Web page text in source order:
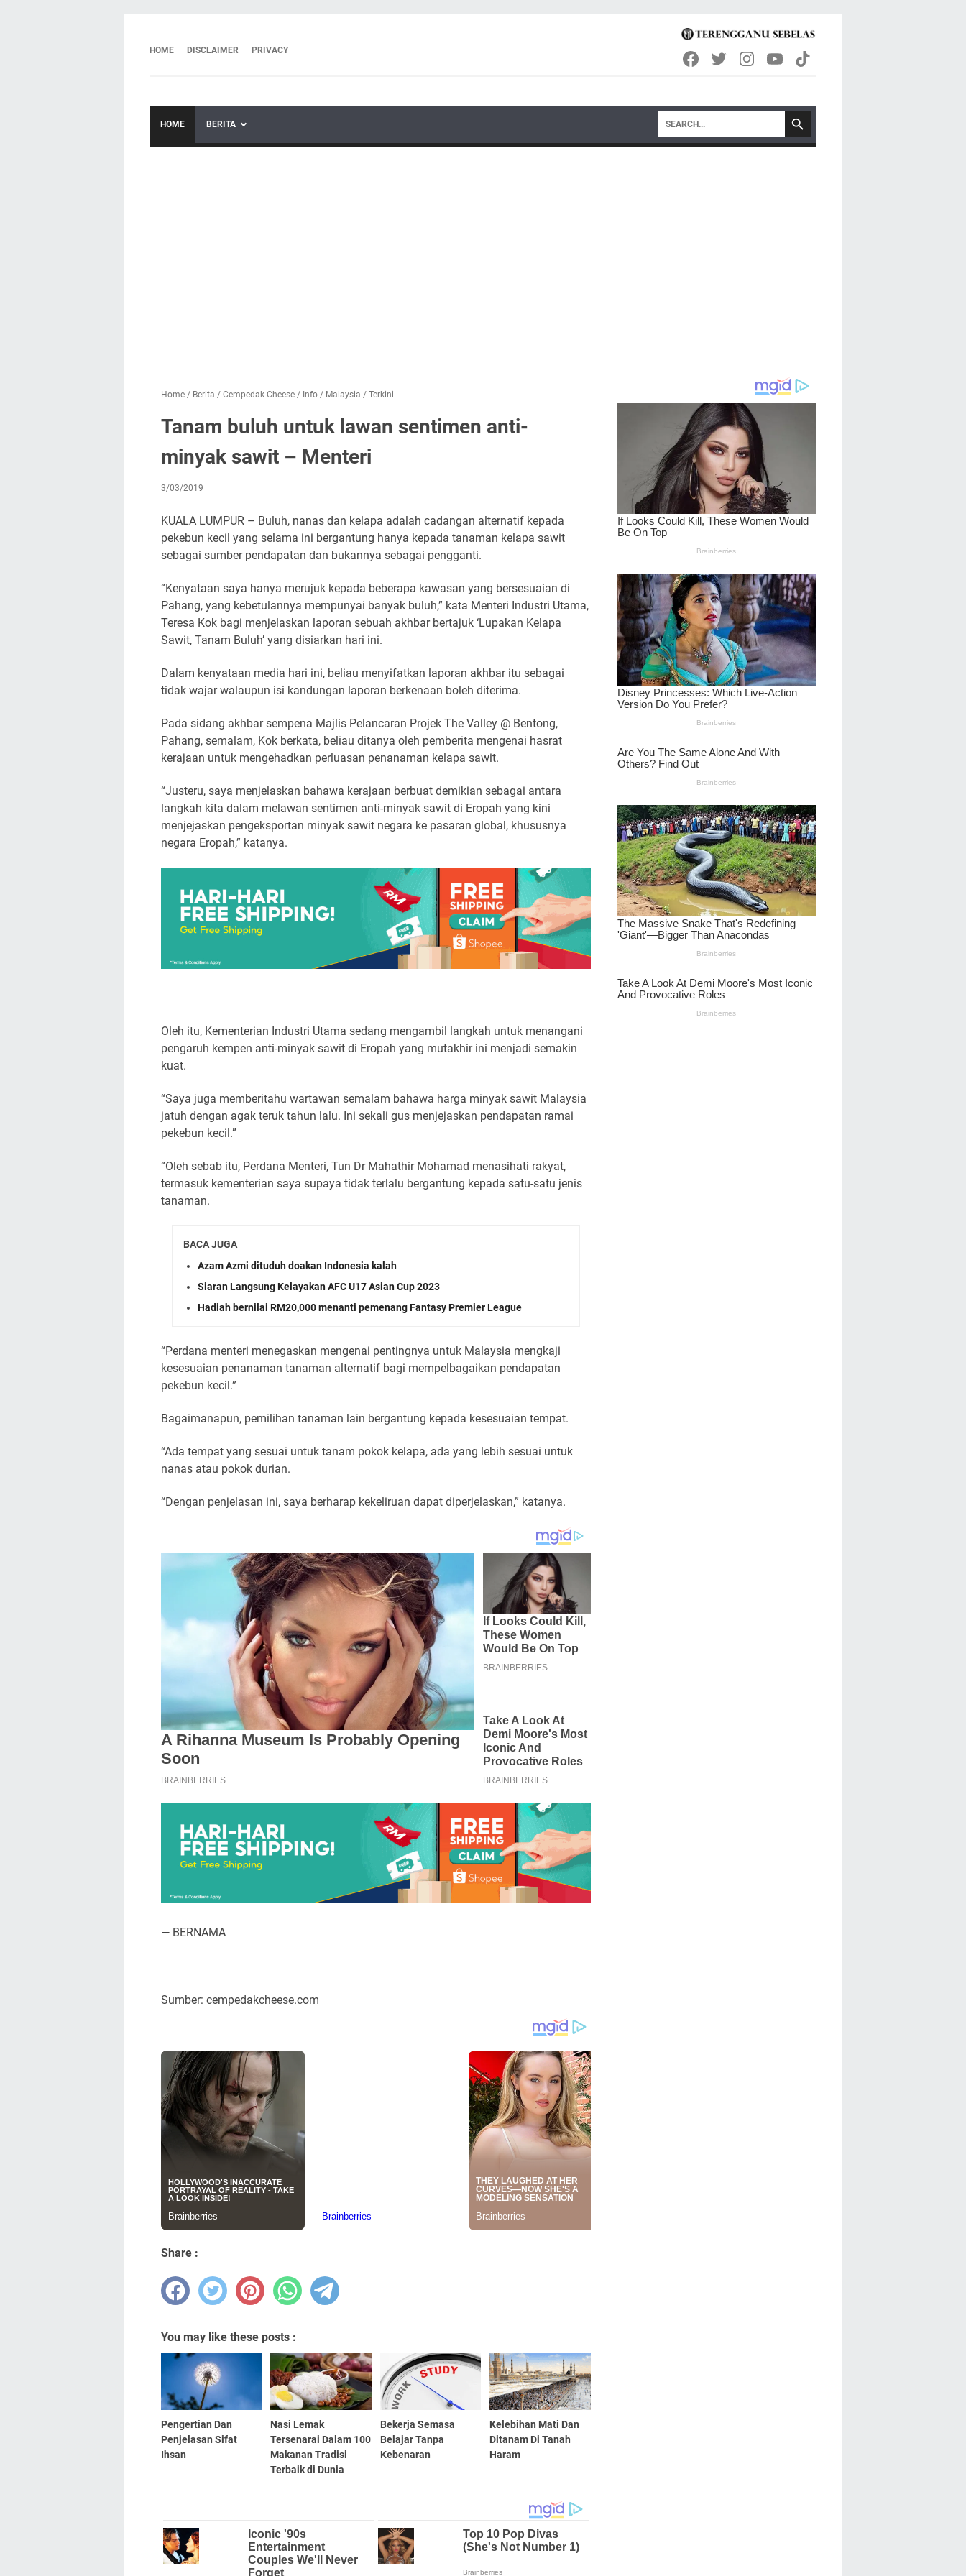
HOME DISCLAIMER PRIVACY
HOME BERITA
Home / Berita / Cempedak Cheese / Info / Malaysia / Terkini
Tanam buluh untuk lawan sentimen anti-
minyak sawit – Menteri
3/03/2019
KUALA LUMPUR – Buluh, nanas dan kelapa adalah cadangan alternatif kepada
pekebun kecil yang selama ini bergantung hanya kepada tanaman kelapa sawit
sebagai sumber pendapatan dan bukannya sebagai pengganti.
“Kenyataan saya hanya merujuk kepada beberapa kawasan yang bersesuaian di
Pahang, yang kebetulannya mempunyai banyak buluh,” kata Menteri Industri Utama,
Teresa Kok bagi menjelaskan laporan sebuah akhbar bertajuk ‘Lupakan Kelapa
Sawit, Tanam Buluh’ yang disiarkan hari ini.
Dalam kenyataan media hari ini, beliau menyifatkan laporan akhbar itu sebagai
tidak wajar walaupun isi kandungan laporan berkenaan boleh diterima.
Pada sidang akhbar sempena Majlis Pelancaran Projek The Valley @ Bentong,
Pahang, semalam, Kok berkata, beliau ditanya oleh pemberita mengenai hasrat
kerajaan untuk mengehadkan perluasan penanaman kelapa sawit.
“Justeru, saya menjelaskan bahawa kerajaan berbuat demikian sebagai antara
langkah kita dalam melawan sentimen anti-minyak sawit di Eropah yang kini
menjejaskan pengeksportan minyak sawit negara ke pasaran global, khususnya
negara Eropah,” katanya.
Oleh itu, Kementerian Industri Utama sedang mengambil langkah untuk menangani
pengaruh kempen anti-minyak sawit di Eropah yang mutakhir ini menjadi semakin
kuat.
“Saya juga memberitahu wartawan semalam bahawa harga minyak sawit Malaysia
jatuh dengan agak teruk tahun lalu. Ini sekali gus menjejaskan pendapatan ramai
pekebun kecil.”
“Oleh sebab itu, Perdana Menteri, Tun Dr Mahathir Mohamad menasihati rakyat,
termasuk kementerian saya supaya tidak terlalu bergantung kepada satu-satu jenis
tanaman.
BACA JUGA
Azam Azmi dituduh doakan Indonesia kalah
Siaran Langsung Kelayakan AFC U17 Asian Cup 2023
Hadiah bernilai RM20,000 menanti pemenang Fantasy Premier League
“Perdana menteri menegaskan mengenai pentingnya untuk Malaysia mengkaji
kesesuaian penanaman tanaman alternatif bagi mempelbagaikan pendapatan
pekebun kecil.”
Bagaimanapun, pemilihan tanaman lain bergantung kepada kesesuaian tempat.
“Ada tempat yang sesuai untuk tanam pokok kelapa, ada yang lebih sesuai untuk
nanas atau pokok durian.
“Dengan penjelasan ini, saya berharap kekeliruan dapat diperjelaskan,” katanya.
— BERNAMA
Sumber: cempedakcheese.com
Share :
You may like these posts :
Pengertian Dan
Penjelasan Sifat
Ihsan
Nasi Lemak
Tersenarai Dalam 100
Makanan Tradisi
Terbaik di Dunia
Bekerja Semasa
Belajar Tanpa
Kebenaran
Kelebihan Mati Dan
Ditanam Di Tanah
Haram